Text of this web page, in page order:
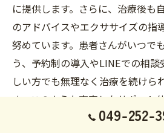
に提供します。さらに、治療後も
のアドバイスやエクササイズの指
努めています。患者さんがいつで
う、予約制の導入やLINEでの相
しい方でも無理なく治療を続けら
す。このような充実したサポート
が多くの患者さんから信頼を受け
049-252-